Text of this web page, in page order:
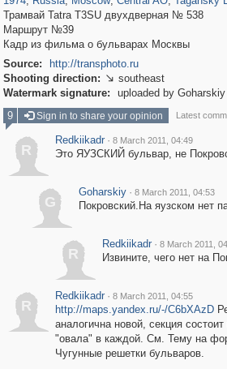
Трамвай Tatra T3SU двухдверная № 538
Маршрут №39
Кадр из фильма о бульварах Москвы
Source:
http://transphoto.ru
Shooting direction:  southeast
Watermark signature:
uploaded by Goharskiy
9
Sign in to share your opinion Latest
R
Redkiikadr · 8 March 2011, 04:49
Это ЯУЗСКИЙ бульвар, не
G
Goharskiy · 8 March 2011, 04:53
Покровский.На яузском нет
R
Redkiikadr · 8 March 2011,
Извините, чего нет на
R
Redkiikadr · 8 March 2011, 04:55
http://maps.yandex.ru/-/C6bXAzD
аналогична новой, секция
"овала" в каждой. См. Тему на
Чугунные решетки бульваров.